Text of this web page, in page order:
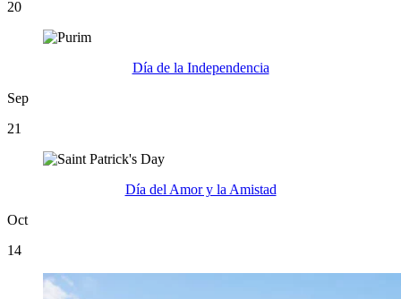
20
Día de la Independencia
Sep
21
Día del Amor y la Amistad
Oct
14